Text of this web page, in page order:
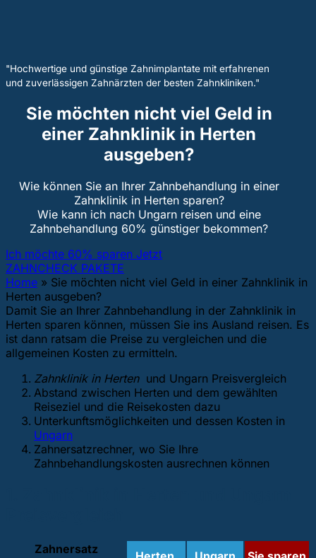
"Hochwertige und günstige Zahnimplantate mit erfahrenen
und zuverlässigen Zahnärzten der besten Zahnkliniken."
Sie möchten nicht viel Geld in
einer Zahnklinik in Herten
ausgeben?
Wie können Sie an Ihrer Zahnbehandlung in einer
Zahnklinik in Herten sparen?
Wie kann ich nach Ungarn reisen und eine
Zahnbehandlung 60% günstiger bekommen?
Ich möchte 60% sparen Jetzt
ZAHNCHECK PAKETE
Home » Sie möchten nicht viel Geld in einer Zahnklinik in
Herten ausgeben?
Damit Sie an Ihrer Zahnbehandlung in der Zahnklinik in
Herten sparen können, müssen Sie ins Ausland reisen. Es
ist dann ratsam die Preise zu vergleichen und die
allgemeinen Kosten zu ermitteln.
Zahnklinik in Herten und Ungarn Preisvergleich
Abstand zwischen Herten und dem gewählten
Reiseziel und die Reisekosten dazu
Unterkunftsmöglichkeiten und dessen Kosten in
Ungarn
Zahnersatzrechner, wo Sie Ihre
Zahnbehandlungskosten ausrechnen können
Zahnersatz